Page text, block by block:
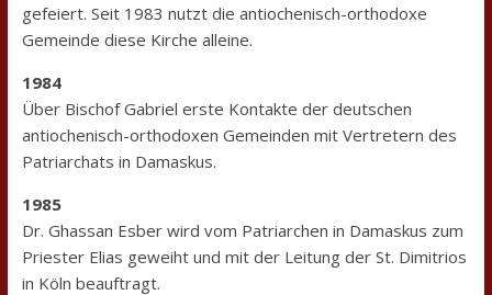
gefeiert. Seit 1983 nutzt die antiochenisch-orthodoxe
Gemeinde diese Kirche alleine.
1984
Über Bischof Gabriel erste Kontakte der deutschen
antiochenisch-orthodoxen Gemeinden mit Vertretern des
Patriarchats in Damaskus.
1985
Dr. Ghassan Esber wird vom Patriarchen in Damaskus zum
Priester Elias geweiht und mit der Leitung der St. Dimitrios
in Köln beauftragt.